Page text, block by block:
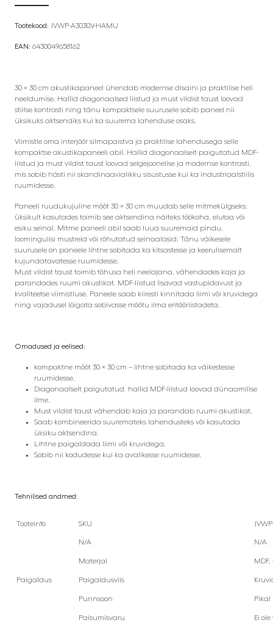
Tootekood: JVWP-A3030V-HAMU
EAN: 6430049658162
30 × 30 cm akustikapaneel ühendab modernse disaini ja praktilise heli
neeldumise. Hallid diagonaalsed liistud ja must vildist taust loovad
stiilse kontrasti ning tänu kompaktsele suurusele sobib paneel nii
üksikuks aktsendiks kui ka suurema lahenduse osaks.
Viimistle oma interjöör silmapaistva ja praktilise lahendusega selle
kompaktse akustikapaneeli abil. Hallid diagonaalselt paigutatud MDF-
liistud ja must vildist taust loovad selgejoonelise ja modernse kontrasti,
mis sobib hästi nii skandinaavialikku sisustusse kui ka industriaalstiilis
ruumidesse.
Paneeli ruudukujuline mõõt 30 × 30 cm muudab selle mitmekülgseks:
üksikult kasutades toimib see aktsendina näiteks töökoha, elutoa või
esiku seinal. Mitme paneeli abil saab luua suuremaid pindu,
loomingulisi mustreid või rõhutatud seinaalasid. Tänu väikesele
suurusele on paneele lihtne sobitada ka kitsastesse ja keerulisemalt
kujundatavatesse ruumidesse.
Must vildist taust toimib tõhusa heli neelajana, vähendades kaja ja
parandades ruumi akustikat. MDF-liistud lisavad vastupidavust ja
kvaliteetse viimistluse. Paneele saab kiiresti kinnitada liimi või kruvidega
ning vajadusel lõigata sobivasse mõõtu ilma eritööriistadeta.
Omadused ja eelised:
kompaktne mõõt 30 × 30 cm – lihtne sobitada ka väikestesse
ruumidesse.
Diagonaalselt paigutatud hallid MDF-liistud loovad dünaamilise
ilme.
Must vildist taust vähendab kaja ja parandab ruumi akustikat.
Saab kombineerida suuremateks lahendusteks või kasutada
üksiku aktsendina.
Lihtne paigaldada liimi või kruvidega.
Sobib nii kodudesse kui ka avalikesse ruumidesse.
Tehnilised andmed:
Tooteinfo SKU
N/A N/A
Materjal MDF,
Paigaldus Paigaldusviis
Punnsoon Pikal
Paisumisvaru Ei